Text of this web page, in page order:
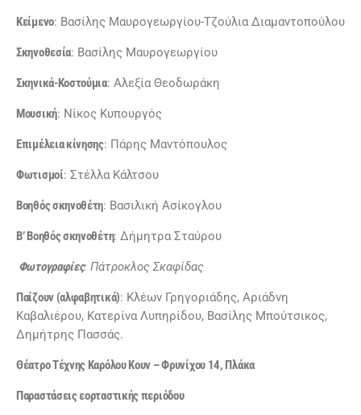
Κείμενο: Βασίλης Μαυρογεωργίου-Τζούλια Διαμαντοπούλου
Σκηνοθεσία: Βασίλης Μαυρογεωργίου
Σκηνικά-Κοστούμια: Αλεξία Θεοδωράκη
Μουσική: Νίκος Κυπουργός
Επιμέλεια κίνησης: Πάρης Μαντόπουλος
Φωτισμοί: Στέλλα Κάλτσου
Βοηθός σκηνοθέτη: Βασιλική Ασίκογλου
Β’ Βοηθός σκηνοθέτη: Δήμητρα Σταύρου
Φωτογραφίες: Πάτροκλος Σκαφίδας
Παίζουν (αλφαβητικά): Κλέων Γρηγοριάδης, Αριάδνη
Καβαλιέρου, Κατερίνα Λυπηρίδου, Βασίλης Μπούτσικος,
Δημήτρης Πασσάς.
Θέατρο Τέχνης Καρόλου Κουν –Φρυνίχου 14, Πλάκα
Παραστάσεις εορταστικής περιόδου